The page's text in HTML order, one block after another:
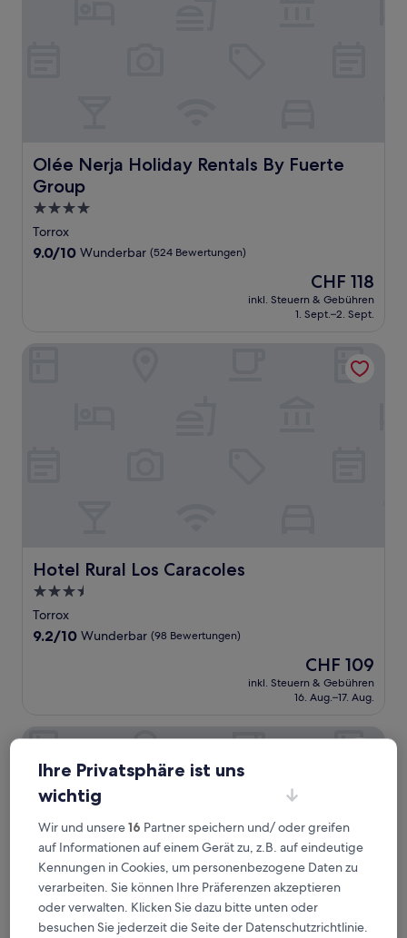
Olée Nerja Holiday Rentals By Fuerte
Group
Olée Nerja Holiday Rentals By Fuerte Group
4.0-
Sterne-
Unterkunft
Torrox
9.0
9.0/10 Wunderbar (524 Bewertungen)
Der
Preis
beträgt
CHF 118
inkl. Steuern & Gebühren
1. Sept.–2. Sept.
Hotel Rural Los Caracoles
Hotel Rural Los Caracoles
3.5-
Sterne-
Unterkunft
Torrox
9.2
9.2/10 Wunderbar (98 Bewertungen)
Der
Preis
beträgt
CHF 109
inkl. Steuern & Gebühren
16. Aug.–17. Aug.
Iberostar Waves Málaga Playa
Ihre Privatsphäre ist uns
wichtig
Wir und unsere16 Partner speichern und/ oder greifen
auf Informationen auf einem Gerät zu, z.B. auf eindeutige
Kennungen in Cookies, um personenbezogene Daten zu
verarbeiten. Sie können Ihre Präferenzen akzeptieren
oder verwalten. Klicken Sie dazu bitte unten oder
besuchen Sie jederzeit die Seite der Datenschutzrichtlinie.